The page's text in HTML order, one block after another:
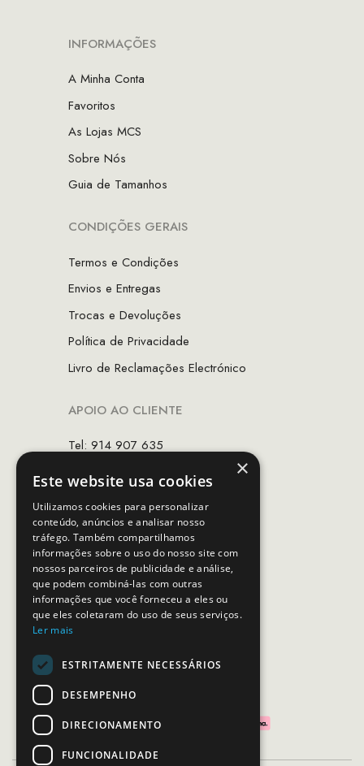
INFORMAÇÕES
A Minha Conta
Favoritos
As Lojas MCS
Sobre Nós
Guia de Tamanhos
CONDIÇÕES GERAIS
Termos e Condições
Envios e Entregas
Trocas e Devoluções
Política de Privacidade
Livro de Reclamações Electrónico
APOIO AO CLIENTE
Tel: 914 907 635
Horário de contacto:
Dias úteis das 10h as 19h
SEGUE-NOS
PAGAMENTOS SEGUROS
×
Este website usa cookies
Utilizamos cookies para personalizar
conteúdo, anúncios e analisar nosso
tráfego. Também compartilhamos
informações sobre o uso do nosso site com
nossos parceiros de publicidade e análise,
que podem combiná-las com outras
informações que você forneceu a eles ou
que eles coletaram do uso de seus serviços.
Ler mais
ESTRITAMENTE NECESSÁRIOS
DESEMPENHO
DIRECIONAMENTO
FUNCIONALIDADE